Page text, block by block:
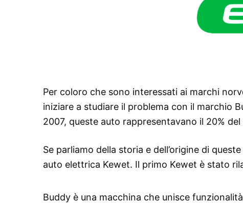
Per coloro che sono interessati ai marchi
iniziare a studiare il problema con il marchio
2007, queste auto rappresentavano il 20%
Se parliamo della storia e dell’origine di
auto elettrica Kewet. Il primo Kewet è stato
Buddy è una macchina che unisce